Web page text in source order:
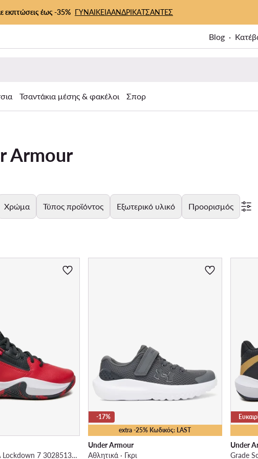
εκπτώσεις έως -35% ΓΥΝΑΙΚΕΙΑΑΝΔΡΙΚΑΤΣΑΝΤΕΣ
Blog
Τσαντάκια μέσης & φακέλοι Σπορ
Armour
Χρώμα Τύπος προϊόντος Εξωτερικό υλικό Προορισμός
Grade School UA Lockdown 7 3028513 · Μπασκετικά Παπούτσια
extra -25% Κωδικός: LAST
-17%
Under Armour
Αθλητικά · Γκρι
Under